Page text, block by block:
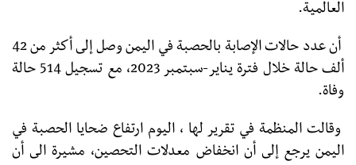
العالمية.
أن عدد حالات الإصابة بالحصبة في اليمن وصل إلى أكثر من 42
ألف حالة خلال فترة يناير-سبتمبر 2023، مع تسجيل 514 حالة
وفاة.
وقالت المنظمة في تقرير لها ، اليوم ارتفاع ضحايا الحصبة في
اليمن يرجع إلى أن انخفاض معدلات التحصين، مشيرة الى أن